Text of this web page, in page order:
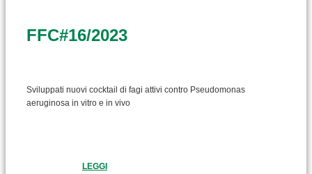
FFC#16/2023
Sviluppati nuovi cocktail di fagi attivi contro Pseudomonas
aeruginosa in vitro e in vivo
LEGGI